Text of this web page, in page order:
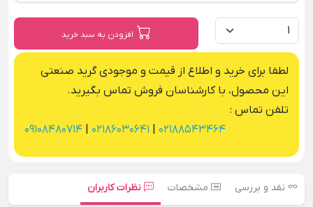
افزودن به سبد خرید
لطفا برای خرید و اطلاع از قیمت و موجودی گرید صنعتی
این محصول، با کارشناسان فروش تماس بگیرید.
تلفن تماس :
02188543464
02186030641
09108480714
نقد و بررسی مشخصات نظرات کاربران